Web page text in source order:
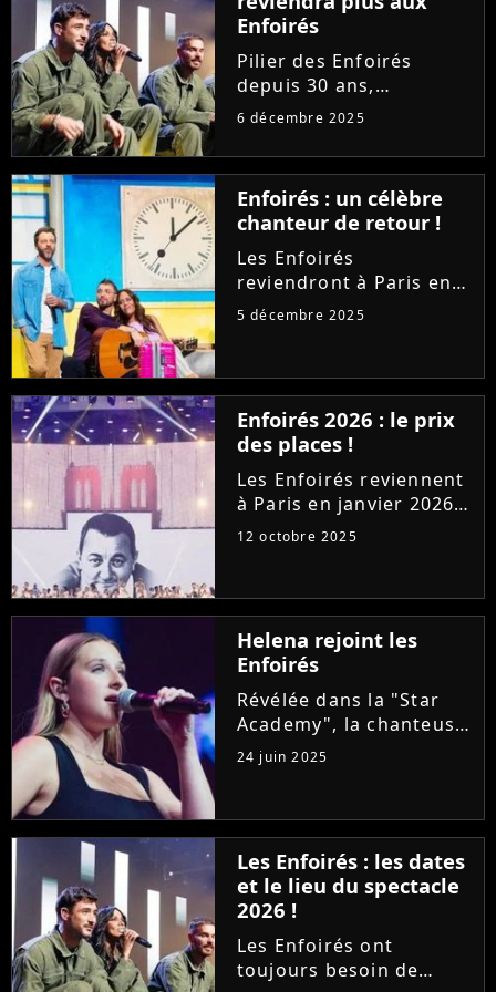
Enfoirés
Pilier des Enfoirés
depuis 30 ans,
Catherine Lara ne
aux concerts de la
troupe. Invitée sur RTL,
l'icône des années 80
déplore l'évolution du
spectacle et...
6 décembre 2025
Enfoirés : un célèbre
chanteur de retour !
Les Enfoirés
reviendront à Paris en
janvier pour leurs
Coeur. Si Florent Pagny
et Helena seront de la
partie, un pilier de la
troupe...
5 décembre 2025
Enfoirés 2026 : le prix
des places !
Les Enfoirés reviennent
à Paris en janvier 2026
pour sept concerts à
Alors que la mise en
vente est imminente,
voici le prix des places...
12 octobre 2025
Helena rejoint les
Enfoirés
Révélée dans la "Star
Academy", la chanteuse
Helena rencontre un
succès important avec
"Hélé". Alors qu'elle
sillonne les routes avec
sa tournée, la
chanteuse a accepté...
24 juin 2025
Les Enfoirés : les dates
et le lieu du spectacle
2026 !
Les Enfoirés ont
toujours besoin de